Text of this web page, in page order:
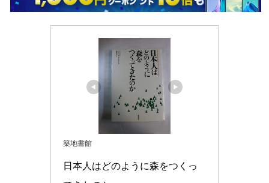
築地書館
日本人はどのように森をつくっ